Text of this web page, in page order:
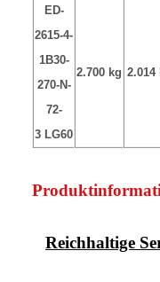
ED-
2615-4-
1B30-
270-N-
72-
3 LG60
2.700 kg 2.014
Reichhaltige